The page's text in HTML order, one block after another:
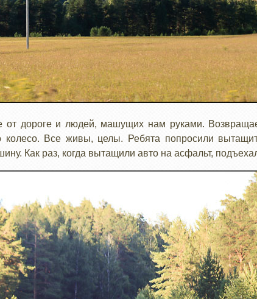
от дороге и людей, машущих нам руками.
Все живы, целы. Ребята попросили
Как раз, когда вытащили авто на асфальт,